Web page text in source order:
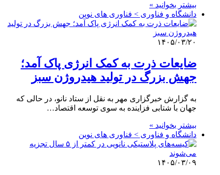
بیشتر بخوانید »
دانشگاه و فناوری > فناوری های نوین
۱۴۰۵/۰۳/۲۰
ضایعات ذرت به کمک انرژی پاک آمد؛
جهش بزرگ در تولید هیدروژن سبز
به گزارش خبرگزاری مهر به نقل از ستاد نانو، در حالی که
جهان با شتابی فزاینده به سوی توسعه اقتصاد…
بیشتر بخوانید »
دانشگاه و فناوری > فناوری های نوین
۱۴۰۵/۰۳/۰۹